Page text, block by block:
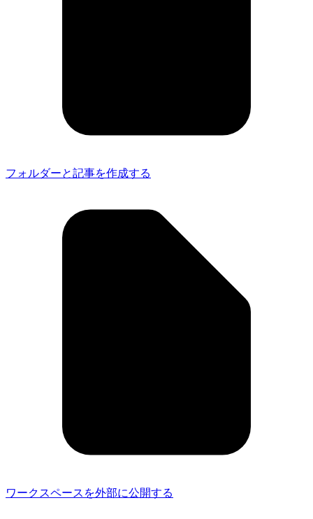
フォルダーと記事を作成する
ワークスペースを外部に公開する